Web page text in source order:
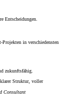
Entscheidungen.
in verschiedensten
zukunftsfähig.
Struktur, voller
Consultant